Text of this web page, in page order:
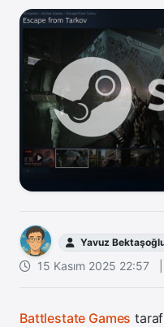
Yavuz
15 Kasım 2025 22:57
Battlestate Games